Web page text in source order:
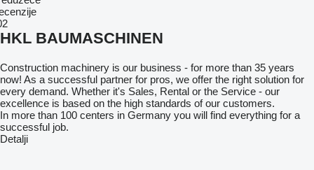
HKL BAUMASCHINEN
Construction machinery is our business - for more than 35 years
now! As a successful partner for pros, we offer the right solution for
every demand. Whether it's Sales, Rental or the Service - our
excellence is based on the high standards of our customers.
In more than 100 centers in Germany you will find everything for a
successful job.
Detalji